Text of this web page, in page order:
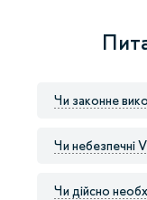
Чи законне
Чи небезпечні
Чи дійсно